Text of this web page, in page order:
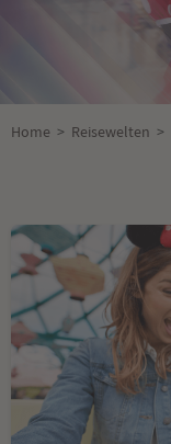
Home > Reisewelten >